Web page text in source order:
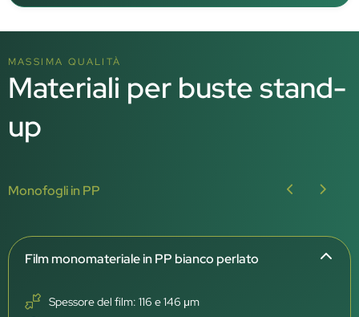
MASSIMA QUALITÀ
Materiali per buste stand-
up
Monofogli in PP
Film monomateriale in PP bianco perlato
Spessore del film: 116 e 146 μm